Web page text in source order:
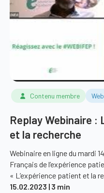
Contenu membre
Replay Webinaire :
et la recherche
Webinaire en ligne du mardi
Français de l’expérience
« L’expérience patient et la
15.02.2023 | 3 min